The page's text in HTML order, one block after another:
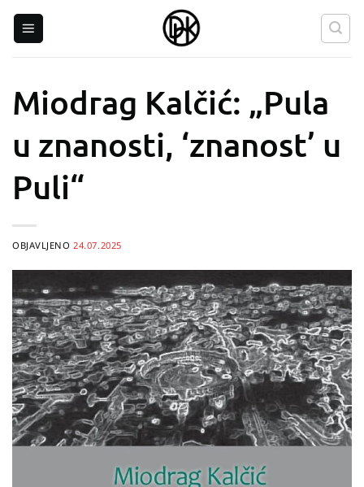
Miodrag Kalčić: „Pula
u znanosti, ‘znanost’ u
Puli“
OBJAVLJENO24.07.2025